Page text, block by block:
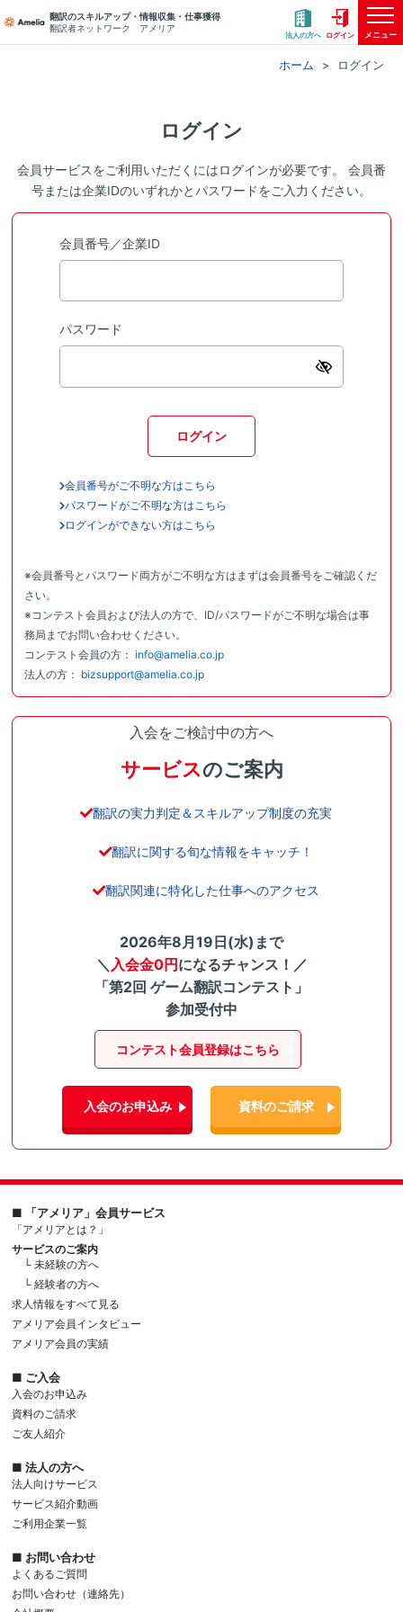
翻訳のスキルアップ・情報収集・仕事獲得
翻訳者ネットワーク アメリア
法人の方へ ログイン メニュー
ホーム ログイン
ログイン
会員サービスをご利用いただくにはログインが必要です。 会員番
号または企業IDのいずれかとパスワードをご入力ください。
会員番号／企業ID
パスワード
ログイン
会員番号がご不明な方はこちら
パスワードがご不明な方はこちら
ログインができない方はこちら
※会員番号とパスワード両方がご不明な方はまずは会員番号をご確認くだ
さい。
※コンテスト会員および法人の方で、ID/パスワードがご不明な場合は事
務局までお問い合わせください。
コンテスト会員の方： info@amelia.co.jp
法人の方： bizsupport@amelia.co.jp
入会をご検討中の方へ
サービスのご案内
翻訳の実力判定＆スキルアップ制度の充実
翻訳に関する旬な情報をキャッチ！
翻訳関連に特化した仕事へのアクセス
2026年8月19日(水)まで
＼ 入会金0円になるチャンス！／
「第2回 ゲーム翻訳コンテスト」
参加受付中
コンテスト会員登録はこちら
入会のお申込み 資料のご請求
■ 「アメリア」会員サービス
「アメリアとは？」
サービスのご案内
└ 未経験の方へ
└ 経験者の方へ
求人情報をすべて見る
アメリア会員インタビュー
アメリア会員の実績
■ ご入会
入会のお申込み
資料のご請求
ご友人紹介
■ 法人の方へ
法人向けサービス
サービス紹介動画
ご利用企業一覧
■ お問い合わせ
よくあるご質問
お問い合わせ（連絡先）